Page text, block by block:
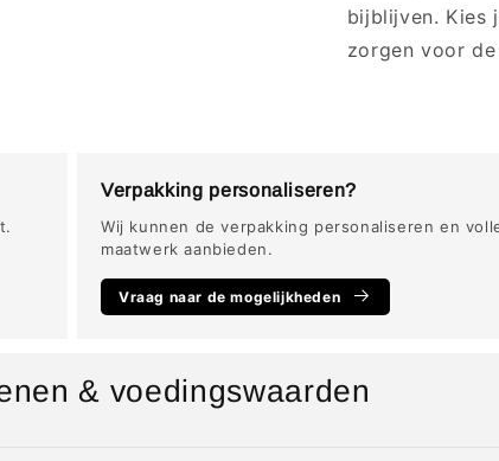
bijblijven. Kies
zorgen voor
Verpakking personaliseren?
Wij kunnen de verpakking personaliseren en
maatwerk aanbieden.
Vraag naar de mogelijkheden
& voedingswaarden